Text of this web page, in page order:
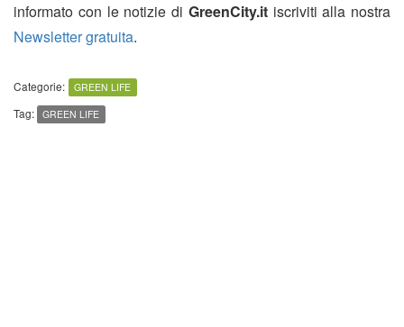
informato con le notizie di GreenCity.itiscriviti alla nostra
Newsletter gratuita.
Categorie: GREEN LIFE
Tag: GREEN LIFE